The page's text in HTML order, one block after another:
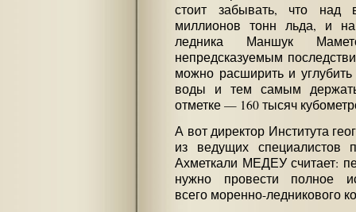
стоит забывать, что над
миллионов тонн льда, и
ледника Маншук
непредсказуемым
можно расширить и
воды и тем самым
отметке — 160 тысяч
А вот директор Института
из ведущих специалистов
Ахметкали МЕДЕУ считает:
нужно провести полное
всего моренно-ледникового